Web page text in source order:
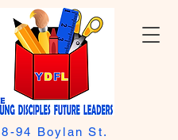
94 Boylan St.